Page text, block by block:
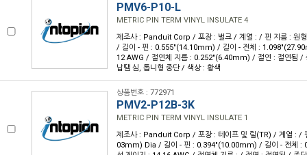
PMV6-P10-L
METRIC PIN TERM VINYL INSULATE 4
제조사 : Panduit Corp / 포장 : 벌크 / 계열 : / 핀 지름 : 원
/ 길이 - 핀 : 0.555"(14.10mm) / 길이 - 전체 :
12 AWG / 절연체 지름 : 0.252"(6.40mm) / 절연 : 절연됨 /
납땜 심, 톱니형 종단 / 색상 : 황색
상품번호 : 772971
PMV2-P12B-3K
METRIC PIN TERM VINYL INSULATE 1
제조사 : Panduit Corp / 포장 : 테이프 및 릴(TR) / 계열 : /
03mm) Dia / 길이 - 핀 : 0.394"(10.00mm) / 길이 - 전체 :